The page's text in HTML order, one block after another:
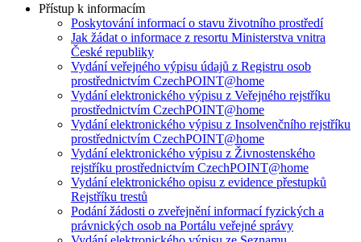
Přístup k informacím
Poskytování informací o stavu životního prostředí
Jak žádat o informace z resortu Ministerstva vnitra
České republiky
Vydání veřejného výpisu údajů z Registru osob
prostřednictvím CzechPOINT@home
Vydání elektronického výpisu z Veřejného rejstříku
prostřednictvím CzechPOINT@home
Vydání elektronického výpisu z Insolvenčního rejstříku
prostřednictvím CzechPOINT@home
Vydání elektronického výpisu z Živnostenského
rejstříku prostřednictvím CzechPOINT@home
Vydání elektronického opisu z evidence přestupků
Rejstříku trestů
Podání žádosti o zveřejnění informací fyzických a
právnických osob na Portálu veřejné správy